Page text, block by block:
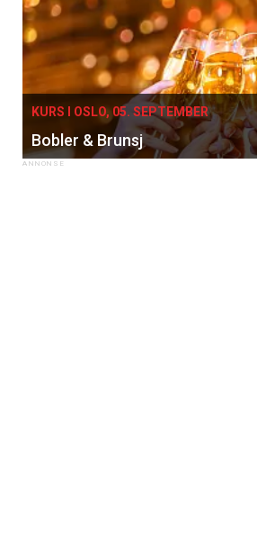
KURS I OSLO, 05. SEPTEMBER
Bobler & Brunsj